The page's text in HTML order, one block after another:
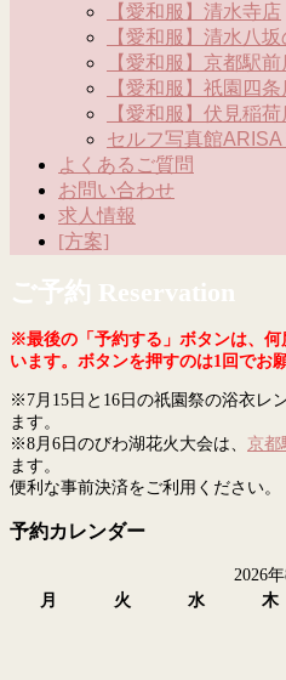
【愛和服】清水寺店
【愛和服】清水八
【愛和服】京都駅
【愛和服】祇園四
【愛和服】伏見稲
セルフ写真館
よくあるご質問
お問い合わせ
求人情報
[方案]
ご予約 Reservation
※最後の「予約する」ボタンは、何
います。ボタンを押すのは1回でお
※7月15日と16日の祇園祭の浴衣レ
ます。
※8月6日のびわ湖花火大会は、 京都
ます。
便利な事前決済をご利用ください。
予約カレンダー
2026年
月
火 水 木